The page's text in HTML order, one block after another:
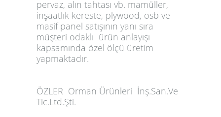
pervaz, alın tahtası vb. mamüller,
inşaatlık kereste, plywood, osb ve
masif panel satışının yanı sıra
müşteri odaklı ürün anlayışı
kapsamında özel ölçü üretim
yapmaktadır.
ÖZLER Orman Ürünleri İnş.San.Ve
Tic.Ltd.Şti.